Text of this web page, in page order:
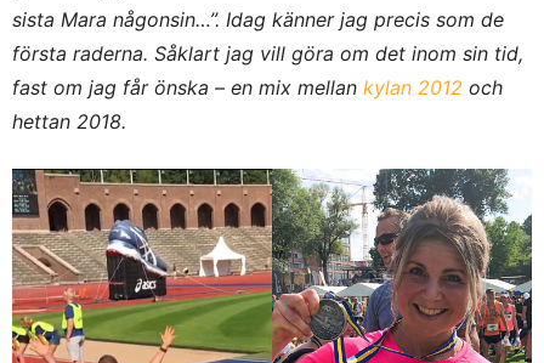
sista Mara någonsin…”. Idag känner jag precis som de
första raderna. Såklart jag vill göra om det inom sin tid,
fast om jag får önska – en mix mellan kylan 2012 och
hettan 2018.